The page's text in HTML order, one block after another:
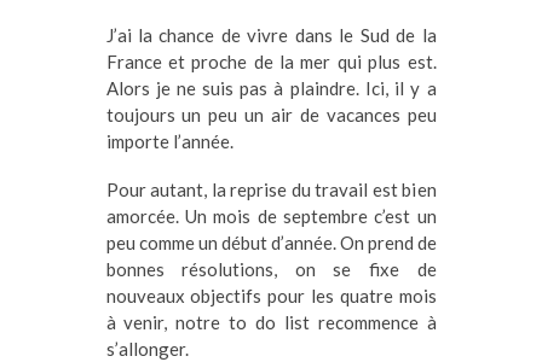
J’ai la chance de vivre dans le Sud de la
France et proche de la mer qui plus est.
Alors je ne suis pas à plaindre. Ici, il y a
toujours un peu un air de vacances peu
importe l’année.
Pour autant, la reprise du travail est bien
amorcée. Un mois de septembre c’est un
peu comme un début d’année. On prend de
bonnes résolutions, on se fixe de
nouveaux objectifs pour les quatre mois
à venir, notre to do list recommence à
s’allonger.